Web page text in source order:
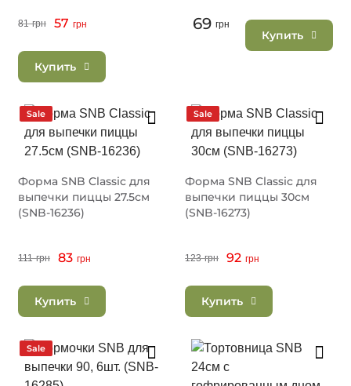
81 грн 57 грн
Купить
69 грн
Купить
Sale
Форма SNB Classic для
выпечки пиццы 27.5см
(SNB-16236)
111 грн 83 грн
Купить
Sale
Форма SNB Classic для
выпечки пиццы 30см
(SNB-16273)
123 грн 92 грн
Купить
Sale